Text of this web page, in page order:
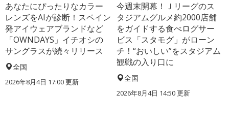
あなたにぴったりなカラー
レンズをAIが診断！スペイン
発アイウェアブランドなど
「OWNDAYS」イチオシの
サングラスが続々リリース
全国
2026年8月4日 17:00更新
今週末開幕！Ｊリーグのス
タジアムグルメ約2000店舗
をガイドする食べログサー
ビス「スタモグ」がローン
チ！“おいしい”をスタジアム
観戦の入り口に
全国
2026年8月4日 14:50更新